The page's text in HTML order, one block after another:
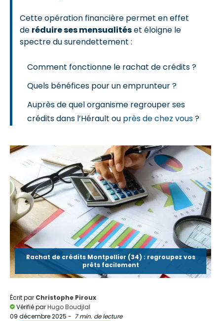
Cette opération financière permet en effet
de réduire ses mensualitéset éloigne le
spectre du surendettement :
Comment fonctionne le rachat de crédits ?
Quels bénéfices pour un emprunteur ?
Auprès de quel organisme regrouper ses
crédits dans l’Hérault ou près de chez vous?
Rachat de crédits Montpellier (34) : regroupez vos
prêts facilement
Écrit par Christophe Piroux
Vérifié parHugo Boudjlal
09 décembre 2025 - 7 min. de lecture